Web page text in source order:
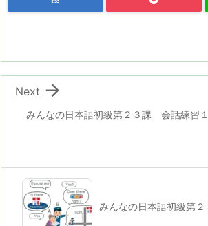
みんなの日本語初級第２３課 会話練習１

Next
みんなの日本語初級第